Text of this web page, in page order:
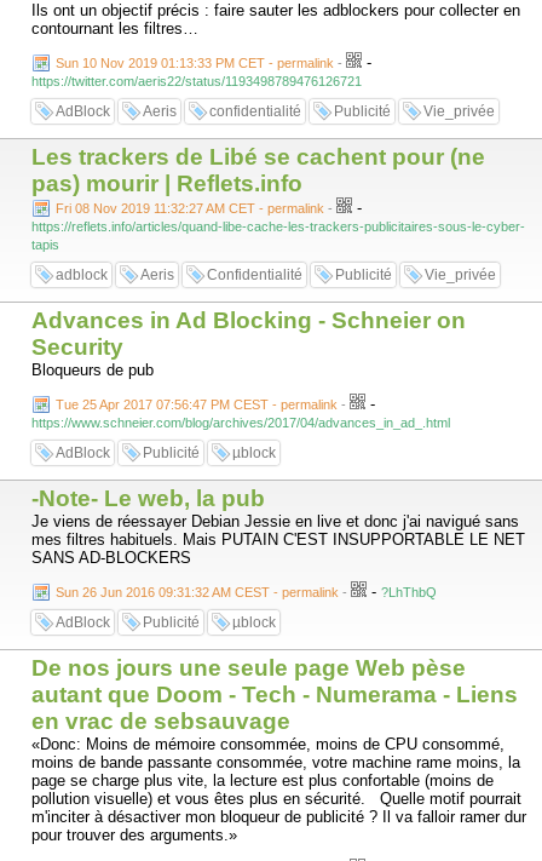
Ils ont un objectif précis : faire sauter les adblockers pour collecter en
contournant les filtres…
Sun 10 Nov 2019 01:13:33 PM CET - permalink - -
https://twitter.com/aeris22/status/1193498789476126721
AdBlock Aeris confidentialité Publicité Vie_privée
Les trackers de Libé se cachent pour (ne
pas) mourir | Reflets.info
Fri 08 Nov 2019 11:32:27 AM CET - permalink - -
https://reflets.info/articles/quand-libe-cache-les-trackers-publicitaires-sous-le-cyber-
tapis
adblock Aeris Confidentialité Publicité Vie_privée
Advances in Ad Blocking - Schneier on
Security
Bloqueurs de pub
Tue 25 Apr 2017 07:56:47 PM CEST - permalink - -
https://www.schneier.com/blog/archives/2017/04/advances_in_ad_.html
AdBlock Publicité µblock
-Note- Le web, la pub
Je viens de réessayer Debian Jessie en live et donc j'ai navigué sans
mes filtres habituels. Mais PUTAIN C'EST INSUPPORTABLE LE NET
SANS AD-BLOCKERS
Sun 26 Jun 2016 09:31:32 AM CEST - permalink - - ?LhThbQ
AdBlock Publicité µblock
De nos jours une seule page Web pèse
autant que Doom - Tech - Numerama - Liens
en vrac de sebsauvage
«Donc: Moins de mémoire consommée, moins de CPU consommé,
moins de bande passante consommée, votre machine rame moins, la
page se charge plus vite, la lecture est plus confortable (moins de
pollution visuelle) et vous êtes plus en sécurité. Quelle motif pourrait
m'inciter à désactiver mon bloqueur de publicité ? Il va falloir ramer dur
pour trouver des arguments.»